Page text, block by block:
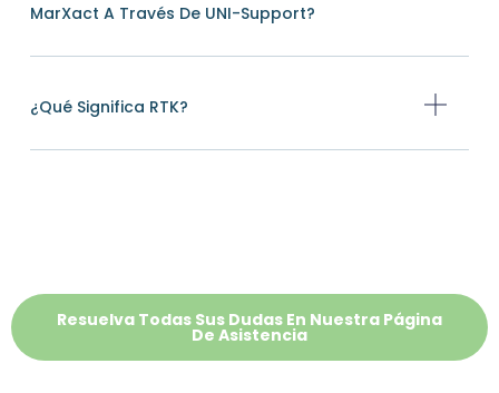
MarXact A Través De UNI-Support?
¿Qué Significa RTK?
Resuelva Todas Sus Dudas En Nuestra Página
De Asistencia